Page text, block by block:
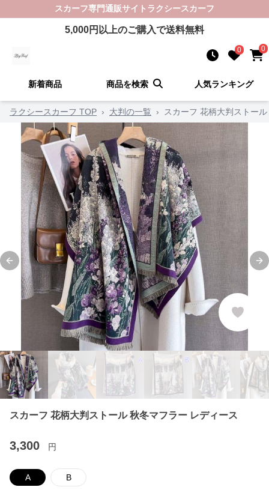
スカーフ専門通販サイト ラクシースカーフ
5,000円以上のご購入で送料無料
0 0
新着商品 商品を検索 人気ランキング
ラクシースカーフ TOP › 大判の一覧 › スカーフ 花柄大判ストー
Previous slide
スカーフ 花柄大判ストール 秋冬マフラー レディース
3,300 円
A B